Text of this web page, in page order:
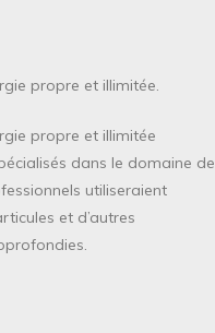
propre et illimitée.
propre et illimitée
dans le domaine de
utiliseraient
et d’autres